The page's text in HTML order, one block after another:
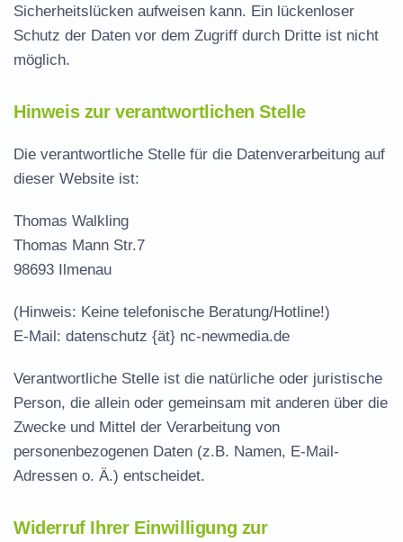
Sicherheitslücken aufweisen kann. Ein lückenloser
Schutz der Daten vor dem Zugriff durch Dritte ist nicht
möglich.
Hinweis zur verantwortlichen Stelle
Die verantwortliche Stelle für die Datenverarbeitung auf
dieser Website ist:
Thomas Walkling
Thomas Mann Str.7
98693 Ilmenau
(Hinweis: Keine telefonische Beratung/Hotline!)
E-Mail: datenschutz {ät} nc-newmedia.de
Verantwortliche Stelle ist die natürliche oder juristische
Person, die allein oder gemeinsam mit anderen über die
Zwecke und Mittel der Verarbeitung von
personenbezogenen Daten (z.B. Namen, E-Mail-
Adressen o. Ä.) entscheidet.
Widerruf Ihrer Einwilligung zur